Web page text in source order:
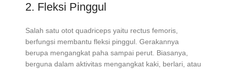
2. Fleksi Pinggul
Salah satu otot quadriceps yaitu rectus femoris,
berfungsi membantu fleksi pinggul. Gerakannya
berupa mengangkat paha sampai perut. Biasanya,
berguna dalam aktivitas mengangkat kaki, berlari, atau